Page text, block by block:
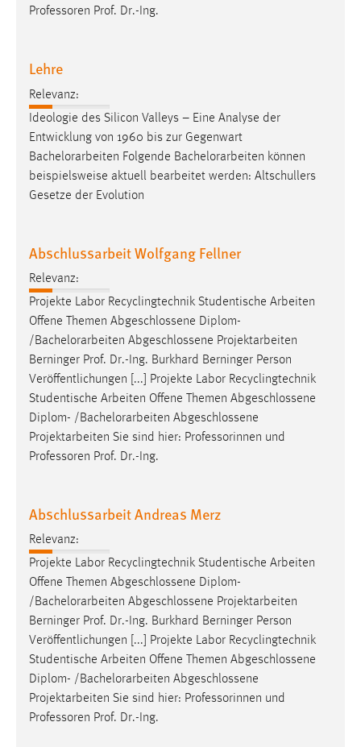
Professoren Prof. Dr.-Ing.
Lehre
Relevanz:
Ideologie des Silicon Valleys – Eine Analyse der
Entwicklung von 1960 bis zur Gegenwart
Bachelorarbeiten Folgende Bachelorarbeiten können
beispielsweise aktuell bearbeitet werden: Altschullers
Gesetze der Evolution
Abschlussarbeit Wolfgang Fellner
Relevanz:
Projekte Labor Recyclingtechnik Studentische Arbeiten
Offene Themen Abgeschlossene Diplom-
/ Bachelorarbeiten Abgeschlossene Projektarbeiten
Berninger Prof. Dr.-Ing. Burkhard Berninger Person
Veröffentlichungen [...] Projekte Labor Recyclingtechnik
Studentische Arbeiten Offene Themen Abgeschlossene
Diplom- / Bachelorarbeiten Abgeschlossene
Projektarbeiten Sie sind hier: Professorinnen und
Professoren Prof. Dr.-Ing.
Abschlussarbeit Andreas Merz
Relevanz:
Projekte Labor Recyclingtechnik Studentische Arbeiten
Offene Themen Abgeschlossene Diplom-
/Bachelorarbeiten Abgeschlossene Projektarbeiten
Berninger Prof. Dr.-Ing. Burkhard Berninger Person
Veröffentlichungen [...] Projekte Labor Recyclingtechnik
Studentische Arbeiten Offene Themen Abgeschlossene
Diplom- /Bachelorarbeiten Abgeschlossene
Projektarbeiten Sie sind hier: Professorinnen und
Professoren Prof. Dr.-Ing.